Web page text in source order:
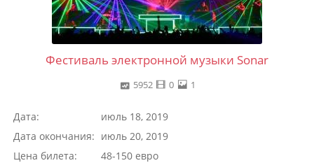
Фестиваль электронной музыки Sonar
5952 0 1
Дата:
июль 18, 2019
Дата окончания: июль 20, 2019
Цена билета:
48-150 евро